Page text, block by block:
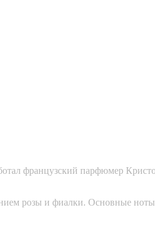
французский парфюмер
розы и фиалки. Основные